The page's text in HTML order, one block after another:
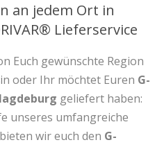
an jedem Ort in
Lieferservice
Euch gewünschte Region
oder Ihr möchtet Euren G-
geliefert haben:
unseres umfangreiche
wir euch den G-